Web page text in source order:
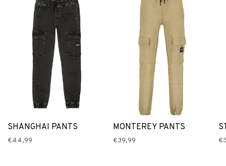
SHANGHAI PANTS
€44,99
MONTEREY PANTS
€39,99